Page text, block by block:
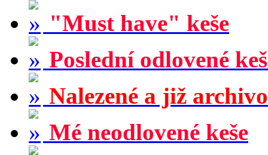
"Must have" keše
Poslední odlovené
Nalezené a již
Mé neodlovené keše